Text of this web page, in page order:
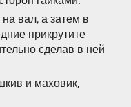
вал, а затем в
прикрутите
сделав в ней
и маховик,